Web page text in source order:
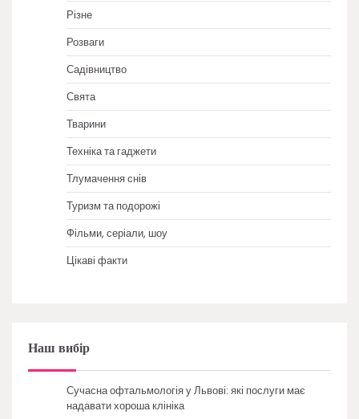
Різне
Розваги
Садівництво
Свята
Тварини
Техніка та гаджети
Тлумачення снів
Туризм та подорожі
Фільми, серіали, шоу
Цікаві факти
Наш вибір
Сучасна офтальмологія у Львові: які послуги має
надавати хороша клініка